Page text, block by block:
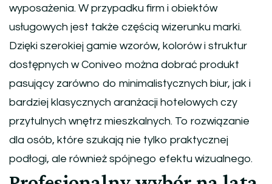
wyposażenia. W przypadku firm i obiektów
usługowych jest także częścią wizerunku marki.
Dzięki szerokiej gamie wzorów, kolorów i struktur
dostępnych w Coniveo można dobrać produkt
pasujący zarówno do minimalistycznych biur, jak i
bardziej klasycznych aranżacji hotelowych czy
przytulnych wnętrz mieszkalnych. To rozwiązanie
dla osób, które szukają nie tylko praktycznej
podłogi, ale również spójnego efektu wizualnego.